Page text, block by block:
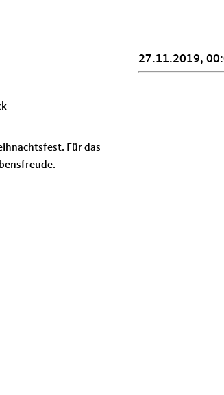
Für das
27.11.2019,